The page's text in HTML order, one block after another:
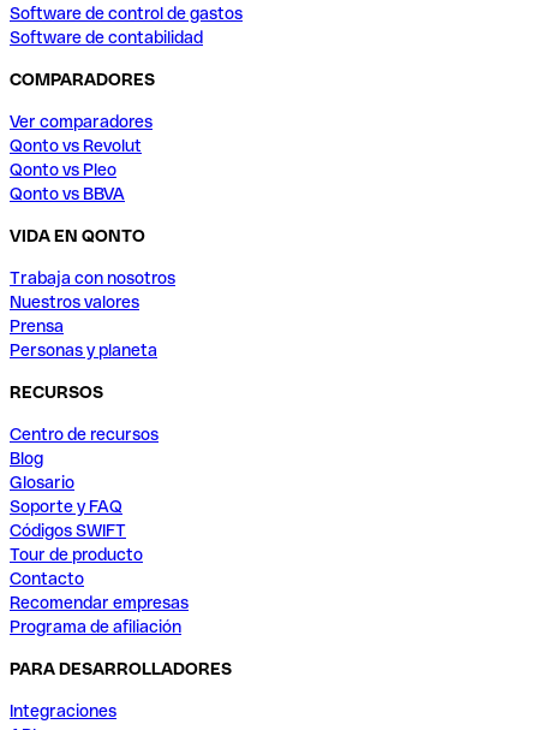
Software de control de gastos
Software de contabilidad
COMPARADORES
Ver comparadores
Qonto vs Revolut
Qonto vs Pleo
Qonto vs BBVA
VIDA EN QONTO
Trabaja con nosotros
Nuestros valores
Prensa
Personas y planeta
RECURSOS
Centro de recursos
Blog
Glosario
Soporte y FAQ
Códigos SWIFT
Tour de producto
Contacto
Recomendar empresas
Programa de afiliación
PARA DESARROLLADORES
Integraciones